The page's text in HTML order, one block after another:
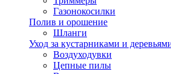
Газонокосилки
Полив и орошение
Шланги
Уход за кустарниками и
Воздуходувки
Цепные пилы